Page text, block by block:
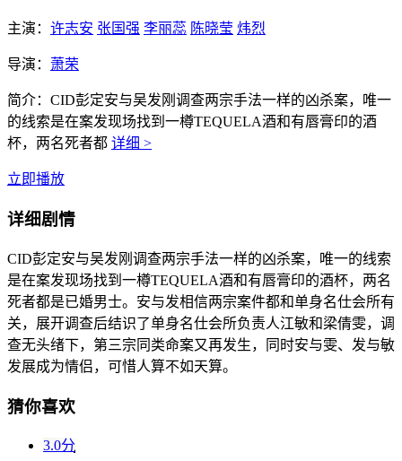
主演： 许志安 张国强 李丽蕊 陈晓莹 炜烈
导演： 萧荣
简介： CID彭定安与吴发刚调查两宗手法一样的凶杀案，唯一
的线索是在案发现场找到一樽TEQUELA酒和有唇膏印的酒
杯，两名死者都 详细 >
立即播放
详细剧情
CID彭定安与吴发刚调查两宗手法一样的凶杀案，唯一的线索
是在案发现场找到一樽TEQUELA酒和有唇膏印的酒杯，两名
死者都是已婚男士。安与发相信两宗案件都和单身名仕会所有
关，展开调查后结识了单身名仕会所负责人江敏和梁倩雯，调
查无头绪下，第三宗同类命案又再发生，同时安与雯、发与敏
发展成为情侣，可惜人算不如天算。
猜你喜欢
3.0分